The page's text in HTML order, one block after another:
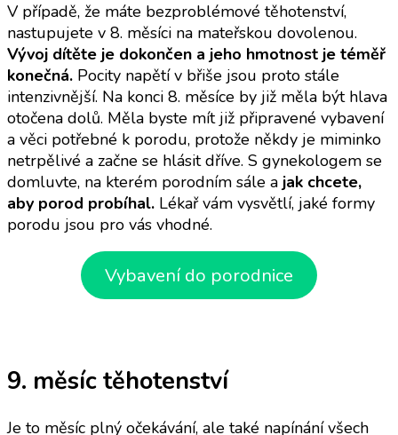
V případě, že máte bezproblémové těhotenství,
nastupujete v 8. měsíci na mateřskou dovolenou.
Vývoj dítěte je dokončen a jeho hmotnost je téměř
konečná. Pocity napětí v břiše jsou proto stále
intenzivnější. Na konci 8. měsíce by již měla být hlava
otočena dolů. Měla byste mít již připravené vybavení
a věci potřebné k porodu, protože někdy je miminko
netrpělivé a začne se hlásit dříve. S gynekologem se
domluvte, na kterém porodním sále a jak chcete,
aby porod probíhal. Lékař vám vysvětlí, jaké formy
porodu jsou pro vás vhodné.
Vybavení do porodnice
9. měsíc těhotenství
Je to měsíc plný očekávání, ale také napínání všech